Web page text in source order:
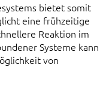
bietet somit
eine frühzeitige
Reaktion im
Systeme kann
von